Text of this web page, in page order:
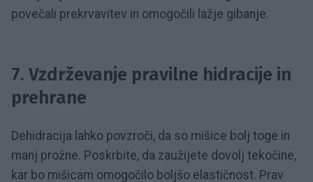
povečali prekrvavitev in omogočili lažje gibanje.
7. Vzdrževanje pravilne hidracije in
prehrane
Dehidracija lahko povzroči, da so mišice bolj toge in
manj prožne. Poskrbite, da zaužijete dovolj tekočine,
kar bo mišicam omogočilo boljšo elastičnost. Prav